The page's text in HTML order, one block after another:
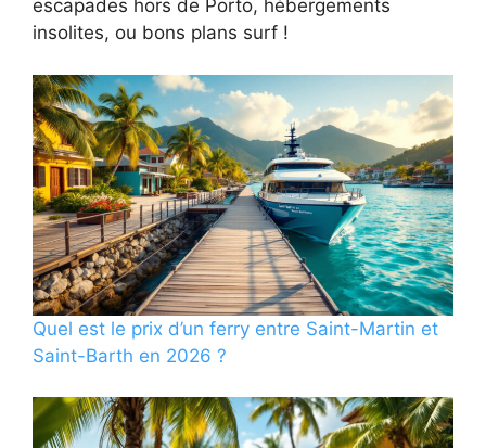
escapades hors de Porto, hébergements
insolites, ou bons plans surf !
Quel est le prix d’un ferry entre Saint-Martin et
Saint-Barth en 2026 ?